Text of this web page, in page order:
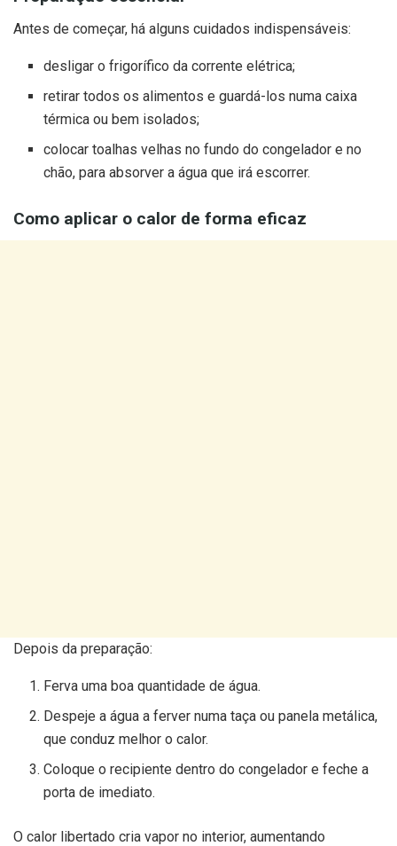
Antes de começar, há alguns cuidados indispensáveis:
desligar o frigorífico da corrente elétrica;
retirar todos os alimentos e guardá-los numa caixa
térmica ou bem isolados;
colocar toalhas velhas no fundo do congelador e no
chão, para absorver a água que irá escorrer.
Como aplicar o calor de forma eficaz
Depois da preparação:
Ferva uma boa quantidade de água.
Despeje a água a ferver numa taça ou panela metálica,
que conduz melhor o calor.
Coloque o recipiente dentro do congelador e feche a
porta de imediato.
O calor libertado cria vapor no interior, aumentando